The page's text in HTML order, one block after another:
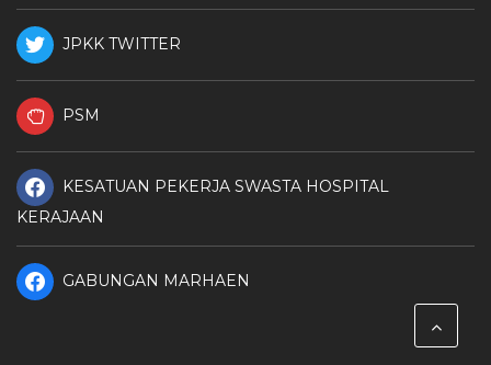
JPKK TWITTER
PSM
KESATUAN PEKERJA SWASTA HOSPITAL
KERAJAAN
GABUNGAN MARHAEN